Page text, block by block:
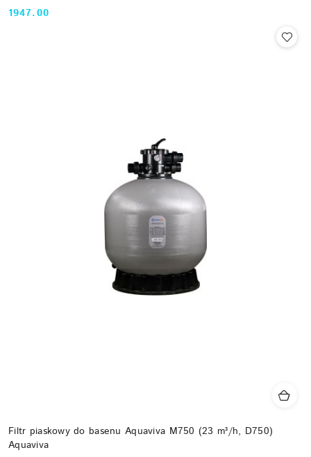
Cena:
1947.00
Filtr piaskowy do basenu Aquaviva M750 (23 m³/h, D750)
Aquaviva